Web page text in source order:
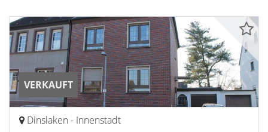
VERKAUFT
Dinslaken - Innenstadt